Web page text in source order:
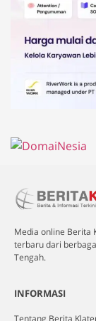
Media online Berita
terbaru dari
Tengah.
INFORMASI